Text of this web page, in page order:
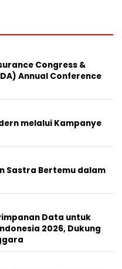
Congress &
Annual Conference
melalui Kampanye
Sastra Bertemu dalam
Data untuk
2026, Dukung